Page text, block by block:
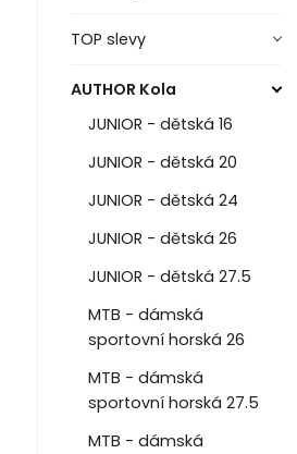
TOP slevy
AUTHOR Kola
JUNIOR - dětská 16
JUNIOR - dětská 20
JUNIOR - dětská 24
JUNIOR - dětská 26
JUNIOR - dětská 27.5
MTB - dámská
sportovní horská 26
MTB - dámská
sportovní horská 27.5
MTB - dámská